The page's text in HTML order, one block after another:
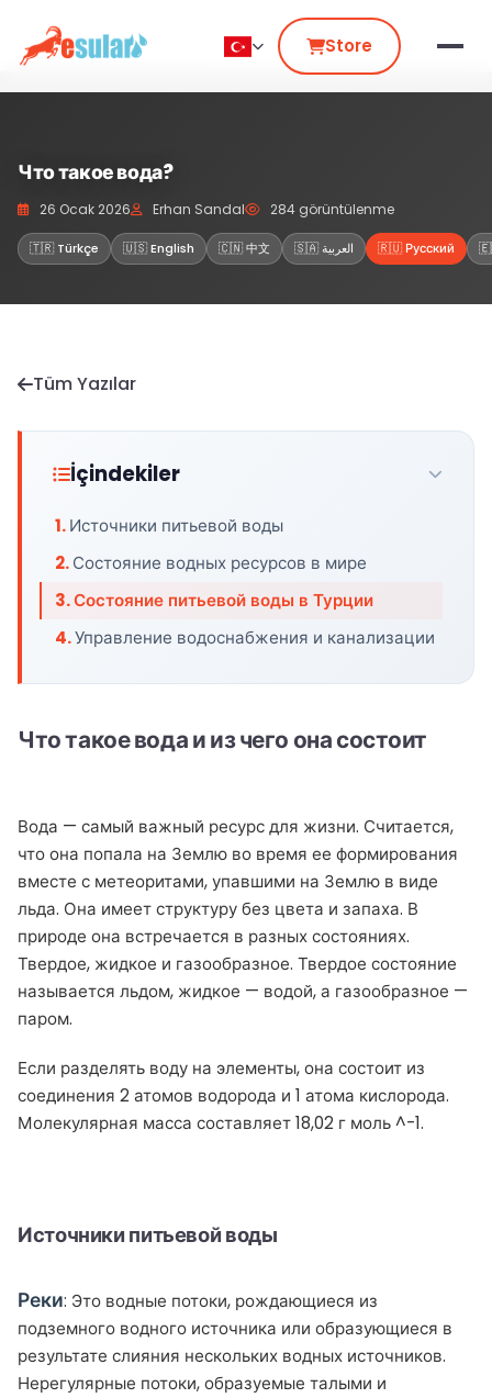
Store
Что такое вода?
26 Ocak 2026 Erhan Sandal 284 görüntülenme
🇹🇷 Türkçe 🇺🇸 English 🇨🇳 中文 🇸🇦 العربية 🇷🇺 Русский
Tüm Yazılar
İçindekiler
Источники питьевой воды
Состояние водных ресурсов в мире
Состояние питьевой воды в Турции
Управление водоснабжения и канализации
Что такое вода и из чего она состоит
Вода — самый важный ресурс для жизни. Считается,
что она попала на Землю во время ее формирования
вместе с метеоритами, упавшими на Землю в виде
льда. Она имеет структуру без цвета и запаха. В
природе она встречается в разных состояниях.
Твердое, жидкое и газообразное. Твердое состояние
называется льдом, жидкое — водой, а газообразное —
паром.
Если разделять воду на элементы, она состоит из
соединения 2 атомов водорода и 1 атома кислорода.
Молекулярная масса составляет 18,02 г моль ^-1.
Источники питьевой воды
Реки: Это водные потоки, рождающиеся из
подземного водного источника или образующиеся в
результате слияния нескольких водных источников.
Нерегулярные потоки, образуемые талыми и